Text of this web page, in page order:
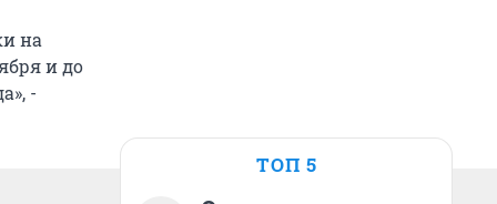
на
и до
-
ТОП 5